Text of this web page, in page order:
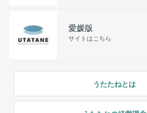
愛媛版
サイトはこちら
うたたねとは